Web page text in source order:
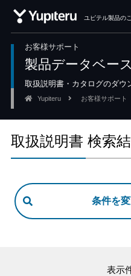
ユピテル製品の
お客様サポート
製品データベース
取扱説明書・カタログのダウ
Yupiteru お客様サポート
取扱説明書 検索
表示